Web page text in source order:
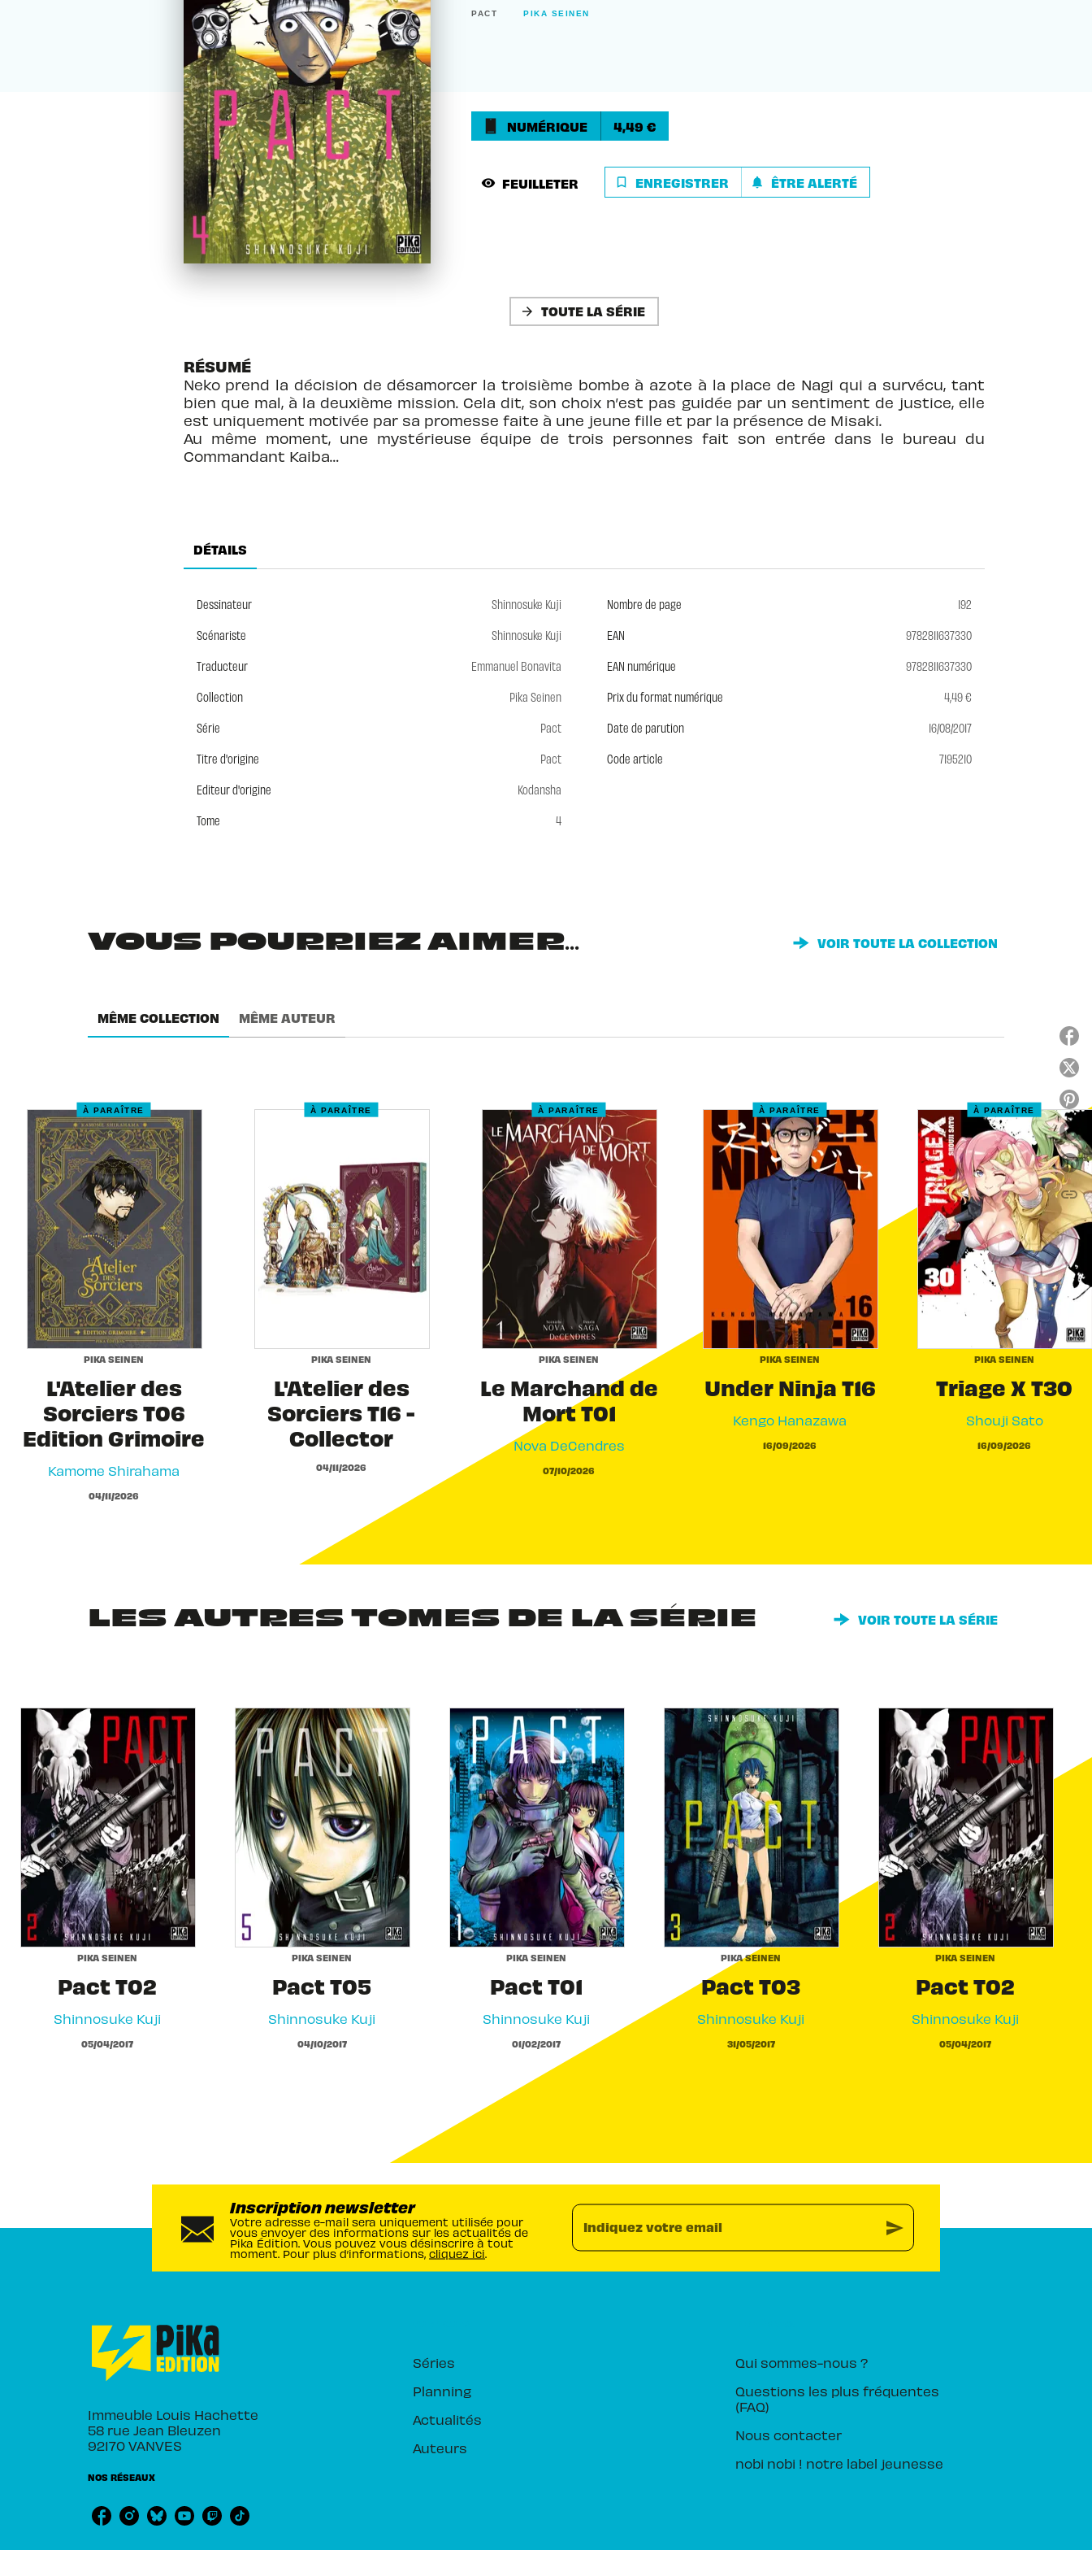
PACT PIKA SEINEN
NUMÉRIQUE 4,49 €
visibility FEUILLETER bookmark_border ENREGISTRER notifications ÊTRE ALERTÉ
arrow_forward TOUTE LA SÉRIE
RÉSUMÉ
Neko prend la décision de désamorcer la troisième bombe à azote à la place de Nagi qui a survécu, tant
bien que mal, à la deuxième mission. Cela dit, son choix n’est pas guidée par un sentiment de justice, elle
est uniquement motivée par sa promesse faite à une jeune fille et par la présence de Misaki.
Au même moment, une mystérieuse équipe de trois personnes fait son entrée dans le bureau du
Commandant Kaiba…
DÉTAILS
Dessinateur
Shinnosuke Kuji
Scénariste
Shinnosuke Kuji
Traducteur
Emmanuel Bonavita
Collection
Pika Seinen
Série
Pact
Titre d'origine
Pact
Editeur d'origine
Kodansha
Tome
4
Nombre de page
192
EAN
9782811637330
EAN numérique
9782811637330
Prix du format numérique
4,49 €
Date de parution
16/08/2017
Code article
7195210
VOUS POURRIEZ AIMER... VOIR TOUTE LA COLLECTION
MÊME COLLECTION MÊME AUTEUR
À PARAÎTRE
PIKA SEINEN
L'Atelier des
Sorciers T06
Edition Grimoire
Kamome Shirahama
04/11/2026
À PARAÎTRE
PIKA SEINEN
L'Atelier des
Sorciers T16 -
Collector
04/11/2026
À PARAÎTRE
PIKA SEINEN
Le Marchand de
Mort T01
Nova DeCendres
07/10/2026
À PARAÎTRE
PIKA SEINEN
Under Ninja T16
Kengo Hanazawa
16/09/2026
À PARAÎTRE
PIKA SEINEN
Triage X T30
Shouji Sato
16/09/2026
LES AUTRES TOMES DE LA SÉRIE VOIR TOUTE LA SÉRIE
PIKA SEINEN
Pact T02
Shinnosuke Kuji
05/04/2017
PIKA SEINEN
Pact T05
Shinnosuke Kuji
04/10/2017
PIKA SEINEN
Pact T01
Shinnosuke Kuji
01/02/2017
PIKA SEINEN
Pact T03
Shinnosuke Kuji
31/05/2017
PIKA SEINEN
Pact T02
Shinnosuke Kuji
05/04/2017
link
Inscription newsletter
Votre adresse e-mail sera uniquement utilisée pour
vous envoyer des informations sur les actualités de
Pika Édition. Vous pouvez vous désinscrire à tout
moment. Pour plus d’informations, cliquez ici
Indiquez votre email send
Immeuble Louis Hachette
58 rue Jean Bleuzen
92170 VANVES
NOS RÉSEAUX
Séries
Planning
Actualités
Auteurs
Qui sommes-nous ?
Questions les plus fréquentes
(FAQ)
Nous contacter
nobi nobi ! notre label jeunesse